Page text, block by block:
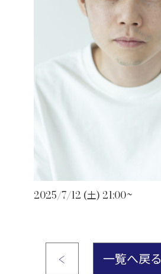
2025/7/12 (土) 21:00~
一覧へ戻る